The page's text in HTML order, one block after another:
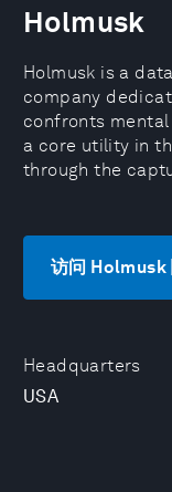
Headquarters
USA
Holmusk
Holmusk is a
company
confronts
a core utility in
through the
访问 Holmusk